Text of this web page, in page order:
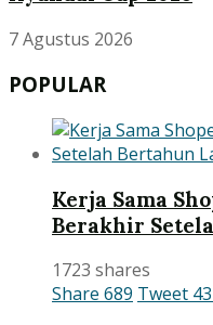
7 Agustus 2026
POPULAR
Kerja Sama
Berakhir
1723 shares
Share 689 Tweet